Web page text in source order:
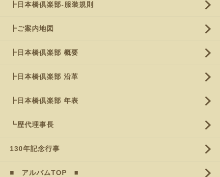
┣日本橋倶楽部-服装規則
┣ご案内地図
┣日本橋倶楽部 概要
┣日本橋倶楽部 沿革
┣日本橋倶楽部 年表
┗歴代理事長
130年記念行事
■ アルバムTOP ■